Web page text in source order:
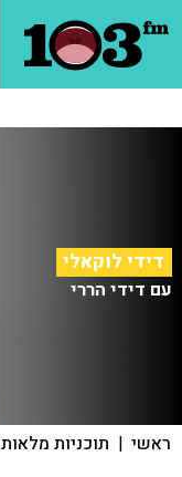
דידי לוקאלי
עם דידי הררי
ראשי | תוכניות מלאות